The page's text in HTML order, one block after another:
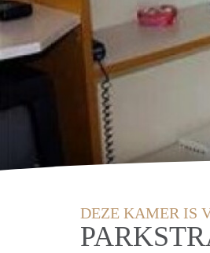
DEZE KAMER IS